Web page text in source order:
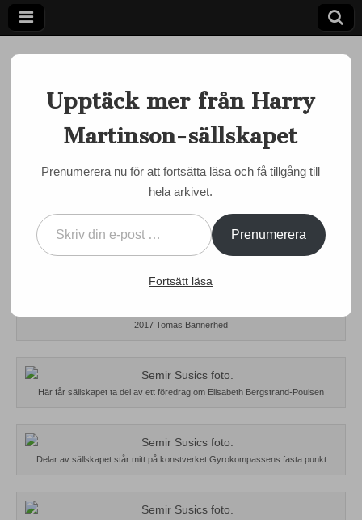
Harry
Martinson-
sällskapet
Ett författarskap som fångar daggdroppen och speglar
kosmos
Bilder och rapport från
årshögtiden i Växjö
Semir Susic•11 maj, 2017•0 Comments
2017 Tomas Bannerhed
Här får sällskapet ta del av ett föredrag om Elisabeth Bergstrand-Poulsen
Delar av sällskapet står mitt på konstverket Gyrokompassens fasta punkt
Upptäck mer från Harry
Martinson-sällskapet
Prenumerera nu för att fortsätta läsa och få tillgång till
hela arkivet.
Prenumerera
Fortsätt läsa